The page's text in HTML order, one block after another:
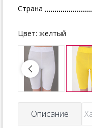
Страна
Цвет: желтый
Описание